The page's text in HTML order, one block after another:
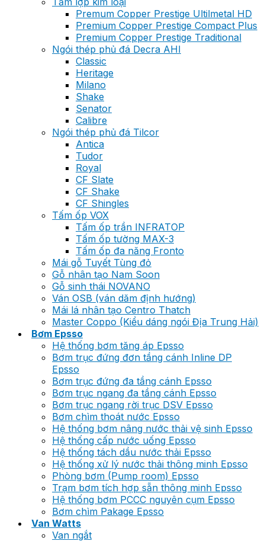
Premum Copper Prestige Ultilmetal HD
Premium Copper Prestige Compact Plus
Premium Copper Prestige Traditional
Ngói thép phủ đá Decra AHI
Classic
Heritage
Milano
Shake
Senator
Calibre
Ngói thép phủ đá Tilcor
Antica
Tudor
Royal
CF Slate
CF Shake
CF Shingles
Tấm ốp VOX
Tấm ốp trần INFRATOP
Tấm ốp tường MAX-3
Tấm ốp đa năng Fronto
Mái gỗ Tuyết Tùng đỏ
Gỗ nhân tạo Nam Soon
Gỗ sinh thái NOVANO
Ván OSB (ván dăm định hướng)
Mái lá nhân tạo Centro Thatch
Master Coppo (Kiểu dáng ngói Địa Trung Hải)
Bơm Epsso
Hệ thống bơm tăng áp Epsso
Bơm trục đứng đơn tầng cánh Inline DP
Epsso
Bơm trục đứng đa tầng cánh Epsso
Bơm trục ngang đa tầng cánh Epsso
Bơm trục ngang rời trục DSV Epsso
Bơm chìm thoát nước Epsso
Hệ thống bơm nâng nước thải vệ sinh Epsso
Hệ thống cấp nước uống Epsso
Hệ thống tách dầu nước thải Epsso
Hệ thống xử lý nước thải thông minh Epsso
Phòng bơm (Pump room) Epsso
Trạm bơm tích hợp sẵn thông minh Epsso
Hệ thống bơm PCCC nguyên cụm Epsso
Bơm chìm Pakage Epsso
Van Watts
Van ngắt